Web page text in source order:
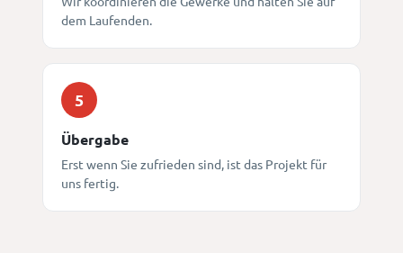
dem Laufenden.
5
Übergabe
Erst wenn Sie zufrieden sind, ist das Projekt für
uns fertig.